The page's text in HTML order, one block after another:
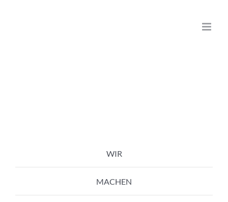
WIR
MACHEN